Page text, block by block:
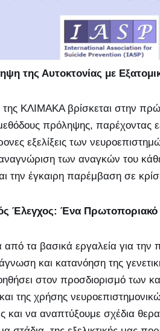
της Αυτοκτονίας με
της ΚΛΙΜΑΚΑ βρίσκεται στην
πρόληψης, παρέχοντας
εξελίξεις των
των αναγκών του
έγκαιρη παρέμβαση σε
Έλεγχος: Ένα
τα βασικά εργαλεία για την
και κατανόηση της
στον προσδιορισμό των
της χρήσης
και να αναπτύξουμε σχέδια